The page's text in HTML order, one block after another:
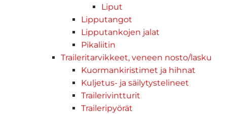
Liput
Lipputangot
Lipputankojen jalat
Pikaliitin
Traileritarvikkeet, veneen nosto/lasku
Kuormankiristimet ja hihnat
Kuljetus- ja säilytystelineet
Trailerivintturit
Traileripyörät